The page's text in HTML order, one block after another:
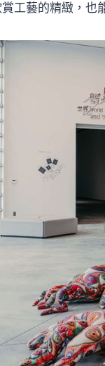
工藝的精緻，也